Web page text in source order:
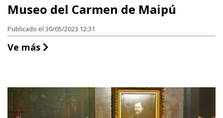
Museo del Carmen de Maipú
Publicado el 30/05/2023 12:31
Ve más Museo del Carmen de Maipú